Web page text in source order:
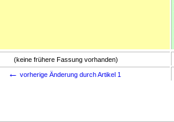
(keine frühere Fassung vorhanden)
← vorherige Änderung durch Artikel 1